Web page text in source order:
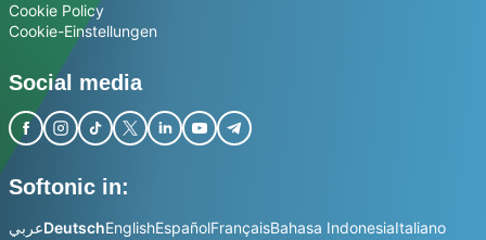
Cookie Policy
Cookie-Einstellungen
Social media
Softonic in:
عربيDeutschEnglishEspañolFrançaisBahasa IndonesiaItaliano